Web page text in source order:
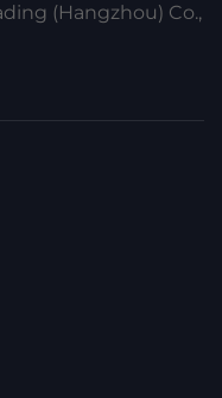
(Hangzhou) Co.,